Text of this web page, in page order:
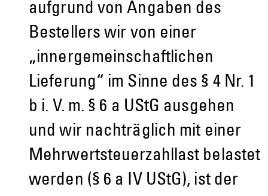
aufgrund von Angaben des
Bestellers wir von einer
„innergemeinschaftlichen
Lieferung“ im Sinne des § 4 Nr. 1
b i. V. m. § 6 a UStG ausgehen
und wir nachträglich mit einer
Mehrwertsteuerzahllast belastet
werden (§ 6 a IV UStG), ist der